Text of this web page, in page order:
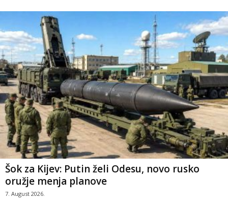
Šok za Kijev: Putin želi Odesu, novo rusko
oružje menja planove
7. August 2026.